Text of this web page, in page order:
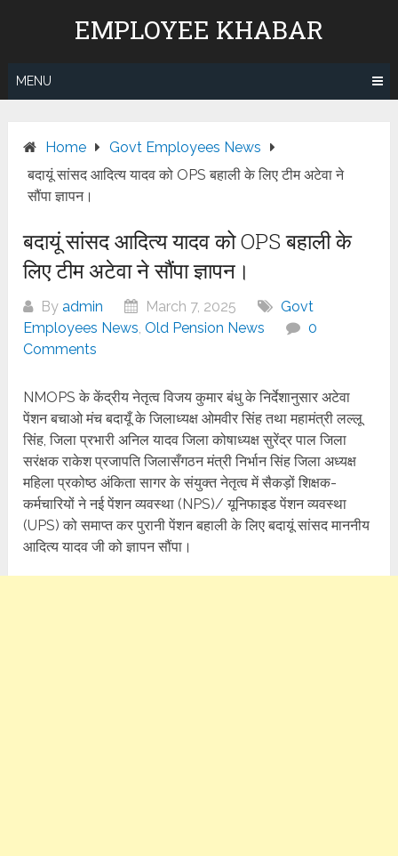
EMPLOYEE KHABAR
MENU
Home
Govt Employees News
बदायूं सांसद आदित्य यादव को OPS बहाली के लिए टीम अटेवा ने
सौंपा ज्ञापन।
बदायूं सांसद आदित्य यादव को OPS बहाली के
लिए टीम अटेवा ने सौंपा ज्ञापन।
Byadmin March 7, 2025
Govt
Employees News,Old Pension News
0
Comments
NMOPS के केंद्रीय नेतृत्व विजय कुमार बंधु के निर्देशानुसार अटेवा
पेंशन बचाओ मंच बदायूँ के जिलाध्यक्ष ओमवीर सिंह तथा महामंत्री लल्लू
सिंह, जिला प्रभारी अनिल यादव जिला कोषाध्यक्ष सुरेंद्र पाल जिला
सरंक्षक राकेश प्रजापति जिलासँगठन मंत्री निर्भान सिंह जिला अध्यक्ष
महिला प्रकोष्ठ अंकिता सागर के संयुक्त नेतृत्व में सैकड़ों शिक्षक-
कर्मचारियों ने नई पेंशन व्यवस्था (NPS)/ यूनिफाइड पेंशन व्यवस्था
(UPS) को समाप्त कर पुरानी पेंशन बहाली के लिए बदायूं सांसद माननीय
आदित्य यादव जी को ज्ञापन सौंपा।